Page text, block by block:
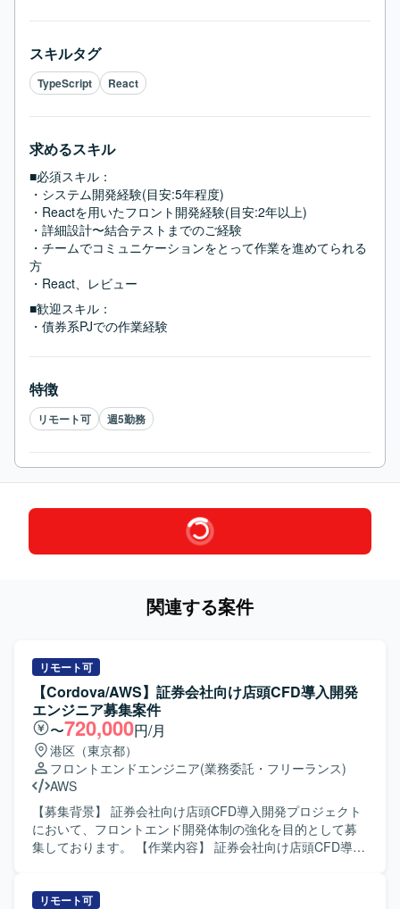
スキルタグ
TypeScript React
求めるスキル
■必須スキル：
・システム開発経験(目安:5年程度)
・Reactを用いたフロント開発経験(目安:2年以上)
・詳細設計〜結合テストまでのご経験
・チームでコミュニケーションをとって作業を進めてられる
方
・React、レビュー
■歓迎スキル：
・債券系PJでの作業経験
特徴
リモート可 週5勤務
関連する案件
リモート可
【Cordova/AWS】証券会社向け店頭CFD導入開発
エンジニア募集案件
〜720,000円/月
港区（東京都）
フロントエンドエンジニア(業務委託・フリーランス)
AWS
【募集背景】 証券会社向け店頭CFD導入開発プロジェクト
において、フロントエンド開発体制の強化を目的として募
集しております。 【作業内容】 証券会社向け店頭CFD導入
応いただきます。GitHubを用いたソースコード管理や、
リモート可